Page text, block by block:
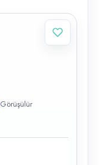
Görüşülür